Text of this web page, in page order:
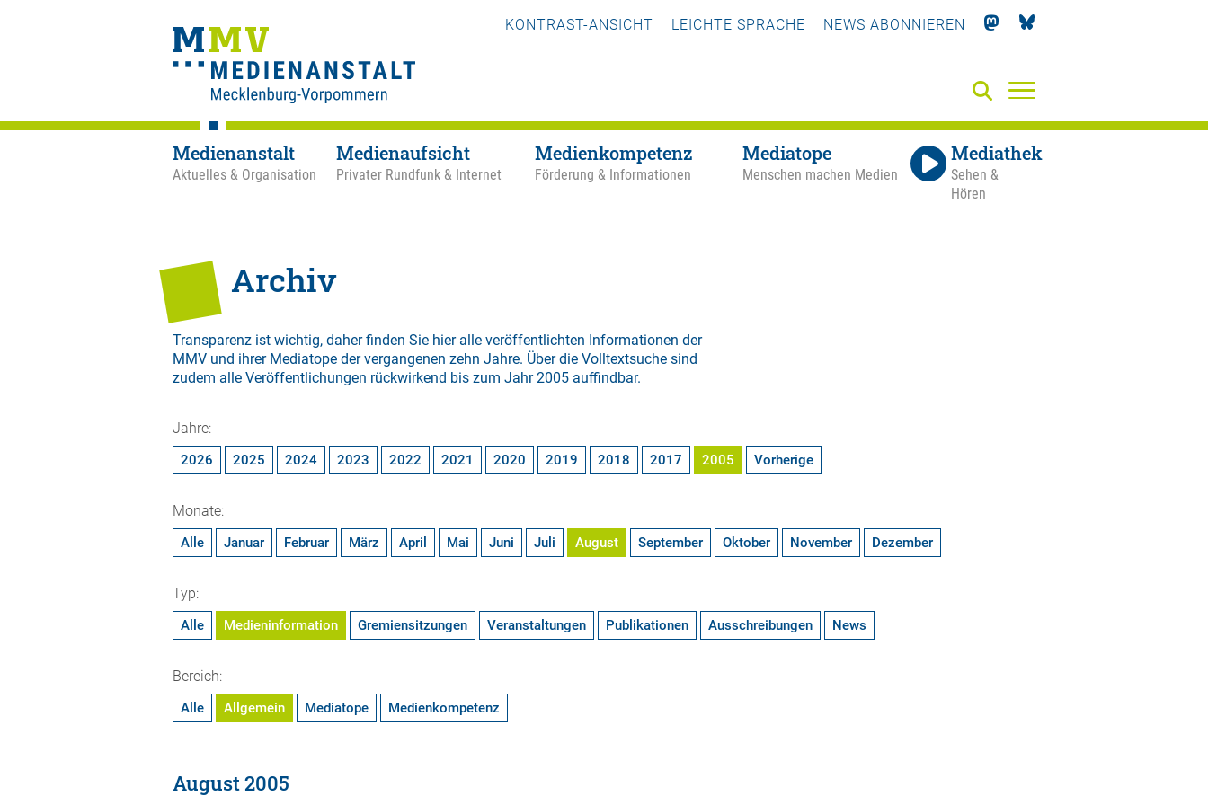
KONTRAST-ANSICHT LEICHTE SPRACHE NEWS ABONNIEREN
Medienanstalt
Aktuelles & Organisation
Medienaufsicht
Privater Rundfunk & Internet
Medienkompetenz
Förderung & Informationen
Mediatope
Menschen machen Medien
Mediathek
Sehen &
Hören
Archiv
Transparenz ist wichtig, daher finden Sie hier alle veröffentlichten Informationen der
MMV und ihrer Mediatope der vergangenen zehn Jahre. Über die Volltextsuche sind
zudem alle Veröffentlichungen rückwirkend bis zum Jahr 2005 auffindbar.
Jahre:
2026 2025 2024 2023 2022 2021 2020 2019 2018 2017 2005 Vorherige
Monate:
Alle Januar Februar März April Mai Juni Juli August September Oktober November Dezember
Typ:
Alle Medieninformation Gremiensitzungen Veranstaltungen Publikationen Ausschreibungen News
Bereich:
Alle Allgemein Mediatope Medienkompetenz
August 2005